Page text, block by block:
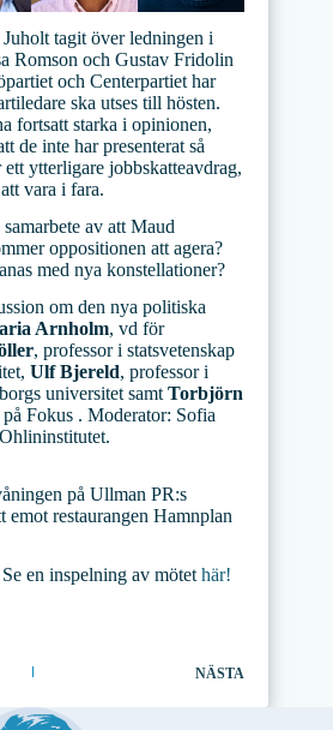
tagit över ledningen i
Romson och Gustav Fridolin
och Centerpartiet har
ska utses till hösten.
fortsatt starka i opinionen,
de inte har presenterat så
ytterligare jobbskatteavdrag,
vara i fara.
av att Maud
oppositionen att agera?
med nya konstellationer?
om den nya politiska
Arnholm, vd för
, professor i statsvetenskap
Ulf Bjereld, professor i
universitet samt Torbjörn
Fokus . Moderator: Sofia
på Ullman PR:s
restaurangen Hamnplan
en inspelning av mötet här!
NÄSTA